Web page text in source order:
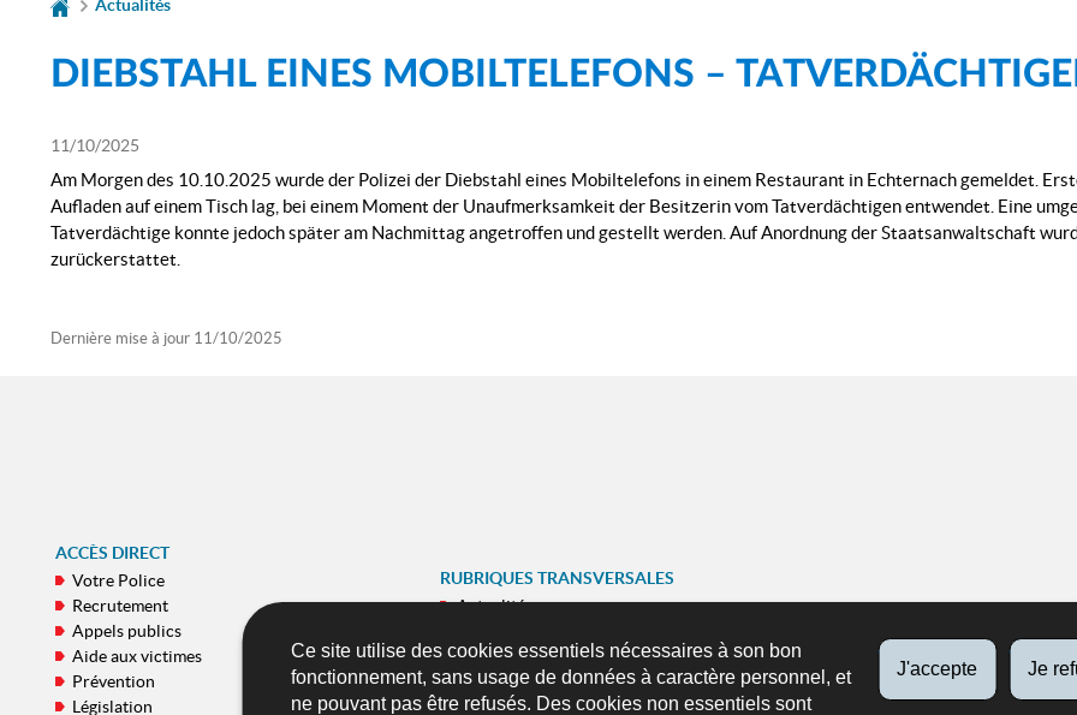
Ce site utilise des cookies essentiels nécessaires à son bon
fonctionnement, sans usage de données à caractère personnel, et
ne pouvant pas être refusés. Des cookies non essentiels sont
J'accepte Je
Actualités
DIEBSTAHL EINES MOBILTELEFONS –
11/10/2025
Am Morgen des 10.10.2025 wurde der Polizei der Diebstahl eines Mobiltelefons in einem Restaurant in Echternach gemeldet.
Aufladen auf einem Tisch lag, bei einem Moment der Unaufmerksamkeit der Besitzerin vom Tatverdächtigen entwendet. Eine
Tatverdächtige konnte jedoch später am Nachmittag angetroffen und gestellt werden. Auf Anordnung der Staatsanwaltschaft
zurückerstattet.
Dernière mise à jour 11/10/2025
ACCÈS DIRECT
Votre Police
Recrutement
Appels publics
Aide aux victimes
Prévention
Législation
RUBRIQUES TRANSVERSALES
Actualités
Galeries
Publications
Application mobile
SUIVEZ-NOUS
Facebook
X Youtube